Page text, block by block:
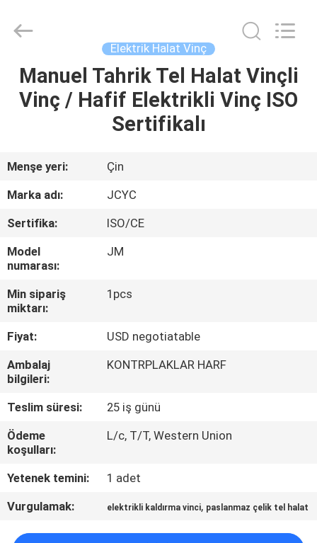
EV
HAKKIMIZDA
FABRIKA
TURU
KALITE
KONTROL
BIZIMLE
ILETIŞIME
ISTEĞI
Machinery
Reserved.
Elektrik Halat Vinç
Manuel Tahrik Tel Halat Vinçli
Vinç / Hafif Elektrikli Vinç ISO
Sertifikalı
Menşe yeri:
Çin
Marka adı:
JCYC
Sertifika:
ISO/CE
Model
numarası:
JM
Min sipariş
miktarı:
1pcs
Fiyat:
USD negotiatable
Ambalaj
bilgileri:
KONTRPLAKLAR HARF
Teslim süresi:
25 iş günü
Ödeme
koşulları:
L/c, T/T, Western Union
Yetenek temini:
1 adet
Vurgulamak:
elektrikli kaldırma vinci, paslanmaz çelik tel halat